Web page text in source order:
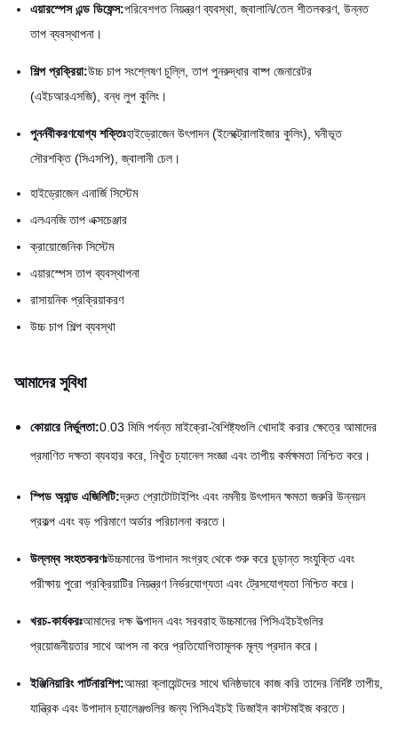
এয়ারস্পেস এন্ড ডিফেন্স:পরিবেশগত নিয়ন্ত্রণ ব্যবস্থা, জ্বালানি/তেল শীতলকরণ, উন্নত
তাপ ব্যবস্থাপনা।
শিল্প প্রক্রিয়া:উচ্চ চাপ সংশ্লেষণ চুল্লি, তাপ পুনরুদ্ধার বাষ্প জেনারেটর
(এইচআরএসজি), বন্ধ লুপ কুলিং।
পুনর্নবীকরণযোগ্য শক্তিঃহাইড্রোজেন উৎপাদন (ইলেক্ট্রোলাইজার কুলিং), ঘনীভূত
সৌরশক্তি (সিএসপি), জ্বালানী চেল।
হাইড্রোজেন এনার্জি সিস্টেম
এলএনজি তাপ এক্সচেঞ্জার
ক্রায়োজেনিক সিস্টেম
এয়ারস্পেস তাপ ব্যবস্থাপনা
রাসায়নিক প্রক্রিয়াকরণ
উচ্চ চাপ শিল্প ব্যবস্থা
আমাদের সুবিধা
কোয়ারে নির্ভুলতা:0.03 মিমি পর্যন্ত মাইক্রো-বৈশিষ্ট্যগুলি খোদাই করার ক্ষেত্রে আমাদের
প্রমাণিত দক্ষতা ব্যবহার করে, নিখুঁত চ্যানেল সংজ্ঞা এবং তাপীয় কর্মক্ষমতা নিশ্চিত করে।
স্পিড অ্যান্ড এজিলিটি:দ্রুত প্রোটোটাইপিং এবং নমনীয় উৎপাদন ক্ষমতা জরুরি উন্নয়ন
প্রকল্প এবং বড় পরিমাণে অর্ডার পরিচালনা করতে।
উল্লম্ব সংহতকরণঃউচ্চমানের উপাদান সংগ্রহ থেকে শুরু করে চূড়ান্ত সংযুক্তি এবং
পরীক্ষায় পুরো প্রক্রিয়াটির নিয়ন্ত্রণ নির্ভরযোগ্যতা এবং ট্রেসযোগ্যতা নিশ্চিত করে।
খরচ-কার্যকরঃআমাদের দক্ষ উত্পাদন এবং সরবরাহ উচ্চমানের পিসিএইচইগুলির
প্রয়োজনীয়তার সাথে আপস না করে প্রতিযোগিতামূলক মূল্য প্রদান করে।
ইঞ্জিনিয়ারিং পার্টনারশিপ:আমরা ক্লায়েন্টদের সাথে ঘনিষ্ঠভাবে কাজ করি তাদের নির্দিষ্ট তাপীয়,
যান্ত্রিক এবং উপাদান চ্যালেঞ্জগুলির জন্য পিসিএইচই ডিজাইন কাস্টমাইজ করতে।